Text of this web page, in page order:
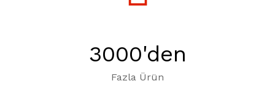
3000'den
Fazla Ürün